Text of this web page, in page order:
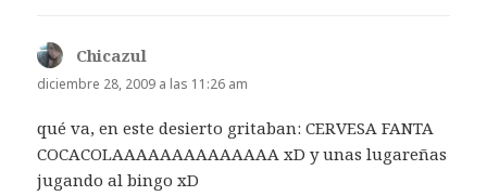
Chicazul
diciembre 28, 2009 a las 11:26 am
qué va, en este desierto gritaban: CERVESA FANTA
COCACOLAAAAAAAAAAAAAA xD y unas lugareñas
jugando al bingo xD